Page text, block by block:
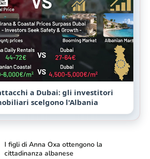
a Dubai: gli investitori
scelgono l'Albania
I figli di Anna Oxa ottengono la
cittadinanza albanese